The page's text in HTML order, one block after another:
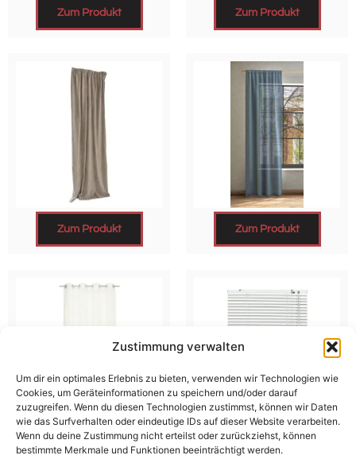
Zustimmung verwalten
Um dir ein optimales Erlebnis zu bieten, verwenden wir Technologien wie
Cookies, um Geräteinformationen zu speichern und/oder darauf
zuzugreifen. Wenn du diesen Technologien zustimmst, können wir Daten
wie das Surfverhalten oder eindeutige IDs auf dieser Website verarbeiten.
Wenn du deine Zustimmung nicht erteilst oder zurückziehst, können
bestimmte Merkmale und Funktionen beeinträchtigt werden.
Zum Produkt Zum Produkt
Zum Produkt Zum Produkt
Zum Produkt Zum Produkt